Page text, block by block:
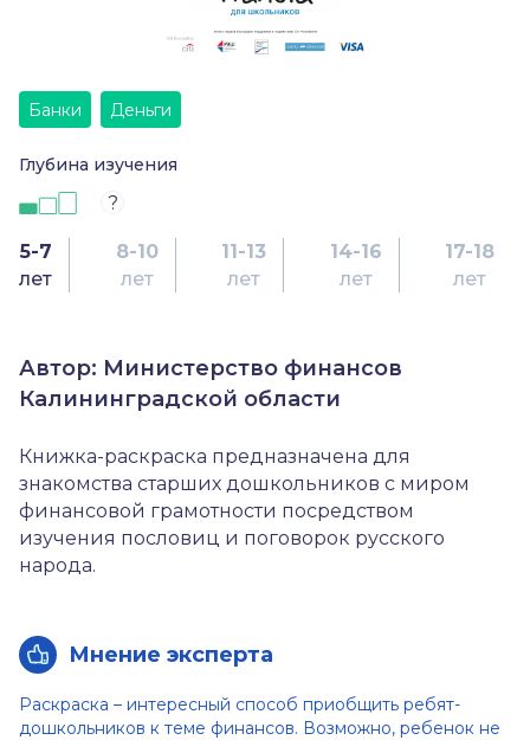
Банки Деньги
Глубина изучения
?
5-7
лет
8-10
лет
11-13
лет
14-16
лет
17-18
лет
Автор: Министерство финансов
Калининградской области
Книжка-раскраска предназначена для
знакомства старших дошкольников с миром
финансовой грамотности посредством
изучения пословиц и поговорок русского
народа.
Мнение эксперта
Раскраска – интересный способ приобщить ребят-
дошкольников к теме финансов. Возможно, ребенок не